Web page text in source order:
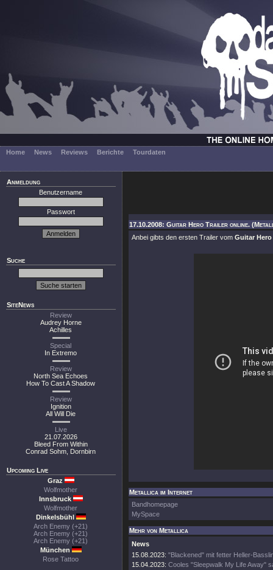
Home News Reviews Berichte Tourdaten
Anmeldung
Benutzername
Passwort
Suche
SiteNews
Review
Audrey Horne
Achilles
Special
In Extremo
Review
North Sea Echoes
How To Cast A Shadow
Review
Ignition
All Will Die
Live
21.07.2026
Bleed From Within
Conrad Sohm, Dornbirn
Upcoming Live
Graz
Wolfmother
Innsbruck
Wolfmother
Dinkelsbühl
Arch Enemy (+21)
Arch Enemy (+21)
Arch Enemy (+21)
München
Rose Tattoo
17.10.2008: Guitar Hero Trailer online.
Anbei gibts den ersten Trailer vom Guitar
Metallica im Internet
Bandhomepage
MySpace
Mehr von Metallica
News
15.08.2023: "Blackened" mit fetter Heller-
15.04.2023: Cooles "Sleepwalk My Life Away"